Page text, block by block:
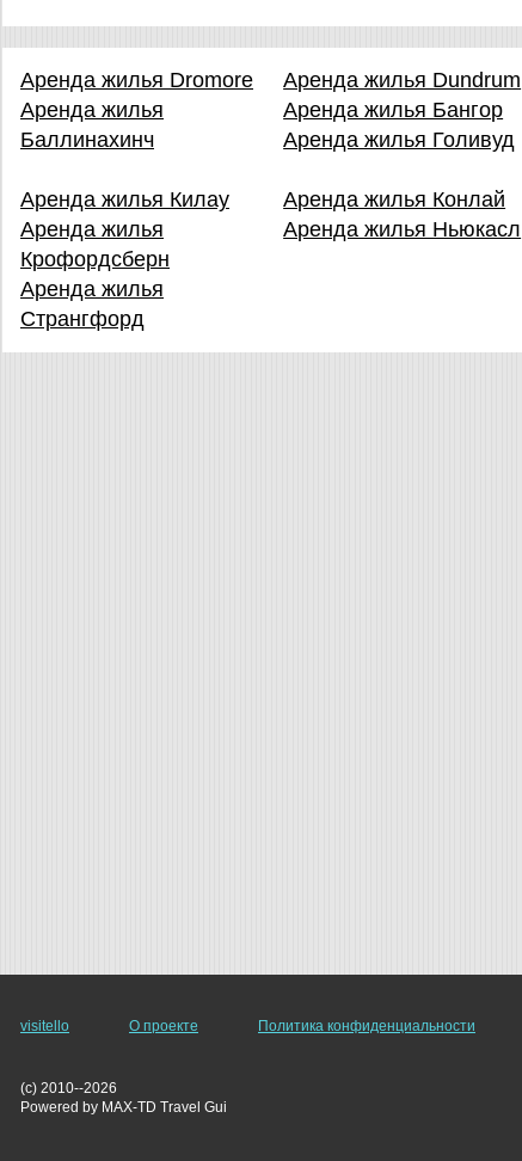
Аренда жилья Dromore Аренда жилья Dundrum
Аренда жилья
Баллинахинч
Аренда жилья Бангор
Аренда жилья Голивуд
Аренда жилья Килау
Аренда жилья Конлай
Аренда жилья
Крофордсберн
Аренда жилья Ньюкасл
Аренда жилья
Странгфорд
visitello О проекте Политика конфиденциальности
(c) 2010--2026
Powered by MAX-TD Travel Gui